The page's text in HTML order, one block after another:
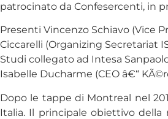
patrocinato da Confesercenti, in
Presenti Vincenzo Schiavo (Vice
Ciccarelli (Organizing Secretariat
Studi collegato ad Intesa
Isabelle Ducharme (CEO â€“
Dopo le tappe di Montreal nel
Italia. Il principale obiettivo